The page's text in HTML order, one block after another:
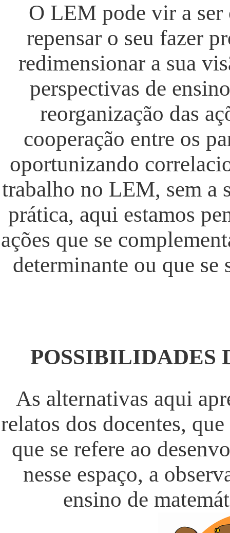
O LEM pode vir a ser
repensar o seu fazer
redimensionar a sua
perspectivas de
reorganização das
cooperação entre os
oportunizando
trabalho no LEM, sem a
prática, aqui estamos
ações que se
determinante ou que se
POSSIBILIDADES
As alternativas aqui
relatos dos docentes,
que se refere ao
nesse espaço, a
ensino de